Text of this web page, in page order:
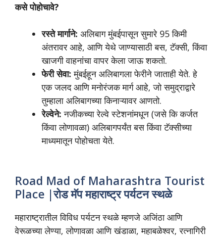
कसे पोहोचावे?
रस्ते मार्गाने: अलिबाग मुंबईपासून सुमारे 95 किमी
अंतरावर आहे, आणि येथे जाण्यासाठी बस, टॅक्सी, किंवा
खाजगी वाहनांचा वापर केला जाऊ शकतो.
फेरी सेवा: मुंबईहून अलिबागला फेरीने जाताही येते. हे
एक जलद आणि मनोरंजक मार्ग आहे, जो समुद्राद्वारे
तुम्हाला अलिबागच्या किनाऱ्यावर आणतो.
रेल्वेने: नजीकच्या रेल्वे स्टेशनांमधून (जसे कि कर्जत
किंवा लोणावळा) अलिबागपर्यंत बस किंवा टॅक्सीच्या
माध्यमातून पोहोचता येते.
Road Mad of Maharashtra Tourist
Place |रोड मॅप महाराष्ट्र पर्यटन स्थळे
महाराष्ट्रातील विविध पर्यटन स्थळे म्हणजे अजिंठा आणि
वेरूळच्या लेण्या, लोणावळा आणि खंडाळा, महाबळेश्वर, रत्नागिरी